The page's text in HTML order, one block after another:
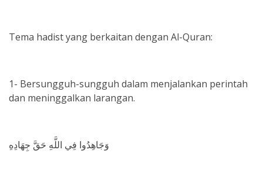
Tema hadist yang berkaitan dengan Al-Quran:
1- Bersungguh-sungguh dalam menjalankan perintah
dan meninggalkan larangan.
وَجَاهِدُوا فِي اللَّهِ حَقَّ جِهَادِهِ